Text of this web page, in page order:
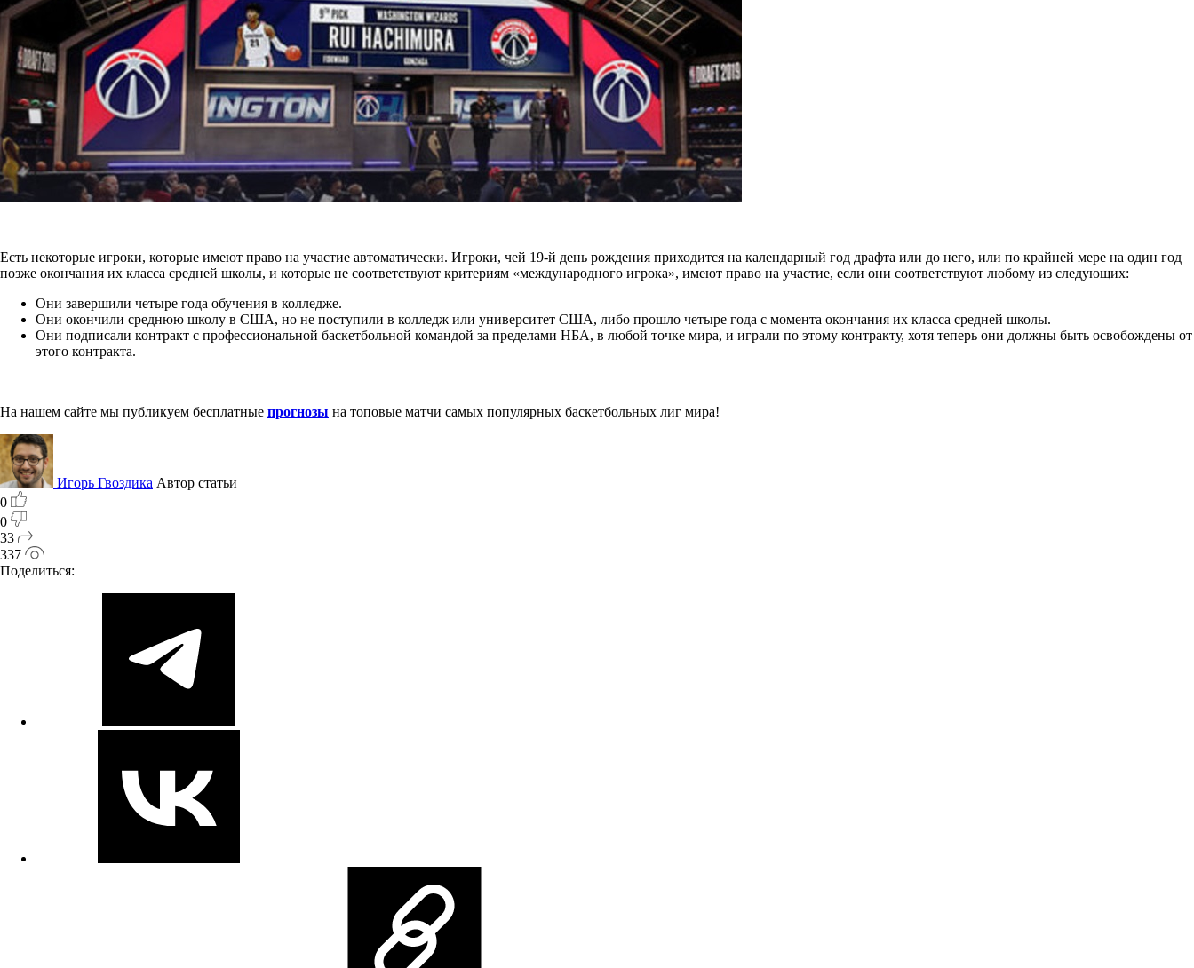
Есть некоторые игроки, которые имеют право на участие автоматически. Игроки, чей 19-й день рождения приходится на календарный год драфта или до него, или по крайней мере на один год
позже окончания их класса средней школы, и которые не соответствуют критериям «международного игрока», имеют право на участие, если они соответствуют любому из следующих:
Они завершили четыре года обучения в колледже.
Они окончили среднюю школу в США, но не поступили в колледж или университет США, либо прошло четыре года с момента окончания их класса средней школы.
Они подписали контракт с профессиональной баскетбольной командой за пределами НБА, в любой точке мира, и играли по этому контракту, хотя теперь они должны быть освобождены от
этого контракта.
На нашем сайте мы публикуем бесплатные прогнозы на топовые матчи самых популярных баскетбольных лиг мира!
Игорь Гвоздика Автор статьи
0
0
33
337
Поделиться: